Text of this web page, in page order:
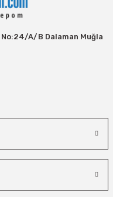
A/B Dalaman Muğla